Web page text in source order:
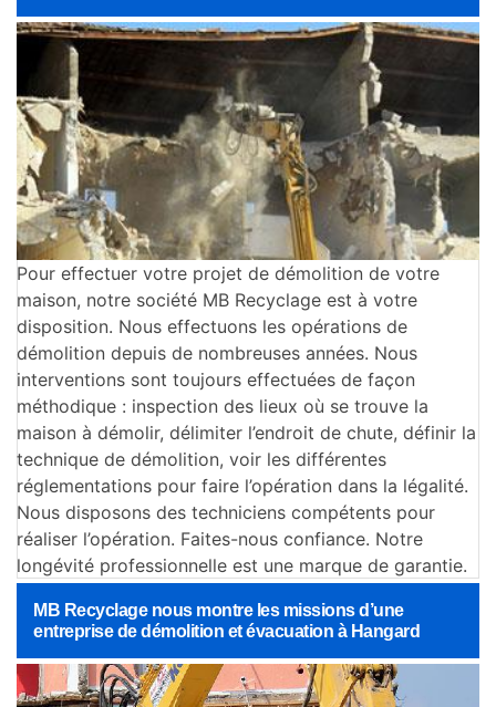
Pour effectuer votre projet de démolition de votre
maison, notre société MB Recyclage est à votre
disposition. Nous effectuons les opérations de
démolition depuis de nombreuses années. Nous
interventions sont toujours effectuées de façon
méthodique : inspection des lieux où se trouve la
maison à démolir, délimiter l’endroit de chute, définir la
technique de démolition, voir les différentes
réglementations pour faire l’opération dans la légalité.
Nous disposons des techniciens compétents pour
réaliser l’opération. Faites-nous confiance. Notre
longévité professionnelle est une marque de garantie.
MB Recyclage nous montre les missions d’une
entreprise de démolition et évacuation à Hangard